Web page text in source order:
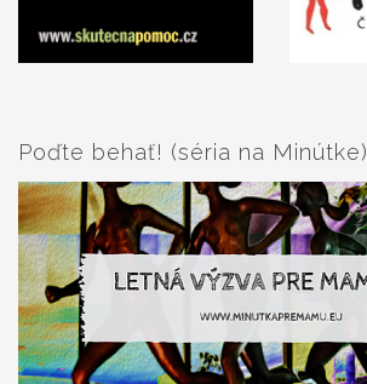
Poďte behať! (séria na Minútke)